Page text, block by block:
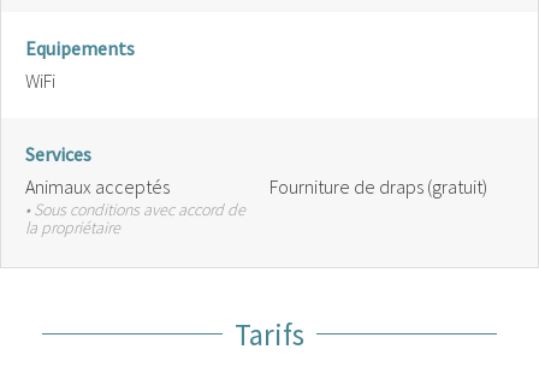
Equipements
WiFi
Services
Animaux acceptés
• Sous conditions avec accord de
la propriétaire
Fourniture de draps (gratuit)
Tarifs